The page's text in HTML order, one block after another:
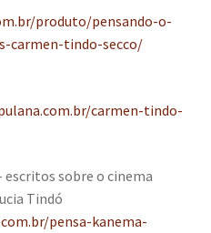
produto/pensando-o-
carmen-tindo-secco/
carmen-tindo-
escritos sobre o cinema
Tindó
pensa-kanema-